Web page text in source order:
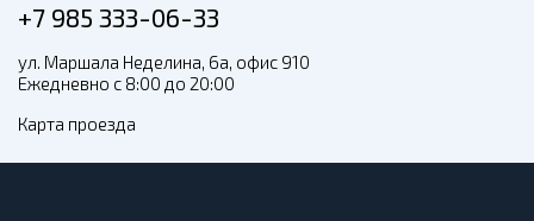
+7 985 333-06-33
ул. Маршала Неделина, 6а, офис 910
Ежедневно с 8:00 до 20:00
Карта проезда